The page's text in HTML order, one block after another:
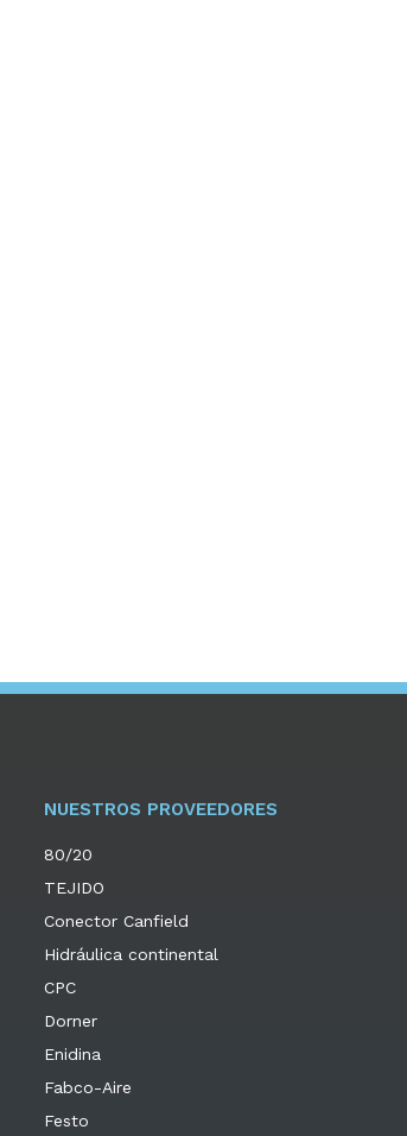
NUESTROS PROVEEDORES
80/20
TEJIDO
Conector Canfield
Hidráulica continental
CPC
Dorner
Enidina
Fabco-Aire
Festo